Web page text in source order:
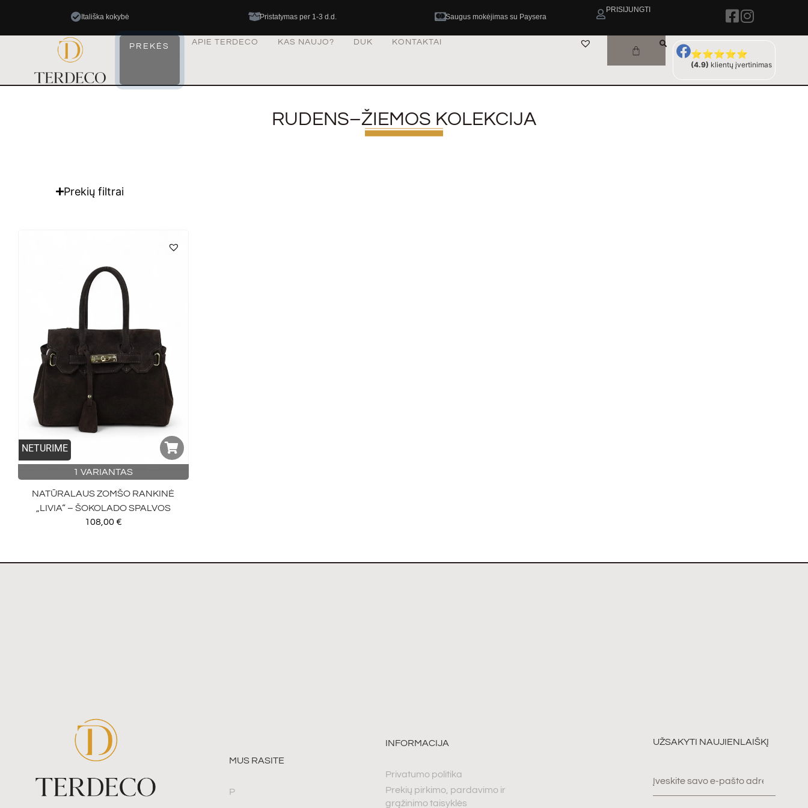
Itališka kokybė Pristatymas per 1-3 d.d. Saugus mokėjimas su Paysera
PRISIJUNGTI
PREKĖS APIE TERDECO KAS NAUJO? DUK KONTAKTAI
⭐⭐⭐⭐⭐
(4.9) klientų įvertinimas
RUDENS–ŽIEMOS KOLEKCIJA
Prekių filtrai
NETURIME
1 VARIANTAS
NATŪRALAUS ZOMŠO RANKINĖ
„LIVIA“ – ŠOKOLADO SPALVOS
108,00 €
MUS RASITE
P
INFORMACIJA
Privatumo politika
Prekių pirkimo, pardavimo ir
grąžinimo taisyklės
UŽSAKYTI NAUJIENLAIŠKĮ